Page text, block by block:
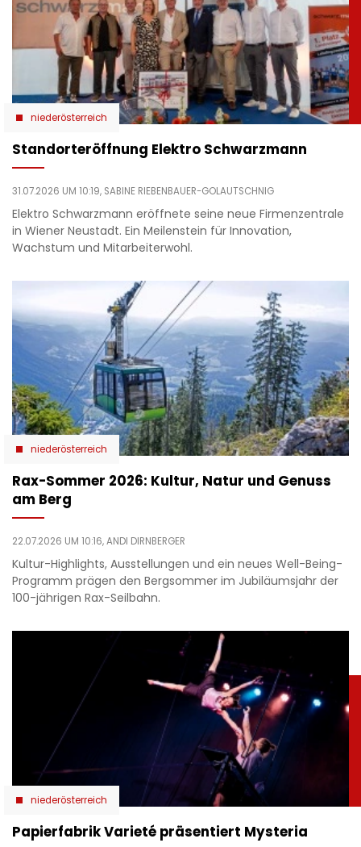
niederösterreich
Standorteröffnung Elektro Schwarzmann
31.07.2026 UM 10:19, SABINE RIEBENBAUER-GOLAUTSCHNIG
Elektro Schwarzmann eröffnete seine neue Firmenzentrale
in Wiener Neustadt. Ein Meilenstein für Innovation,
Wachstum und Mitarbeiterwohl.
niederösterreich
Rax-Sommer 2026: Kultur, Natur und Genuss
am Berg
22.07.2026 UM 10:16,ANDI DIRNBERGER
Kultur-Highlights, Ausstellungen und ein neues Well-Being-
Programm prägen den Bergsommer im Jubiläumsjahr der
100-jährigen Rax-Seilbahn.
niederösterreich
Papierfabrik Varieté präsentiert Mysteria